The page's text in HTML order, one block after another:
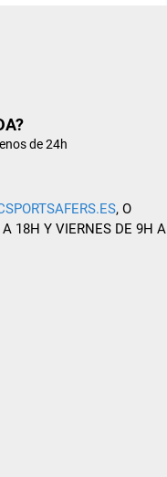
de 24h
, O
18H Y VIERNES DE 9H